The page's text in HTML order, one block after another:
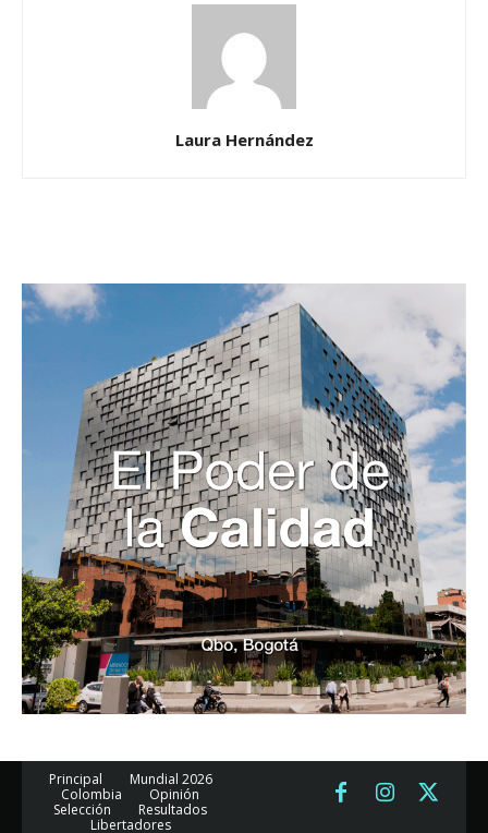
Laura Hernández
Principal
Mundial 2026
Colombia
Opinión
Selección
Resultados
Libertadores